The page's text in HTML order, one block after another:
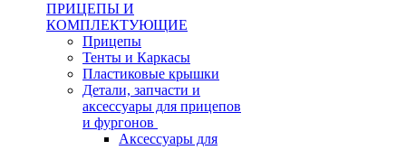
ПРИЦЕПЫ И
КОМПЛЕКТУЮЩИЕ
Прицепы
Тенты и Каркасы
Пластиковые крышки
Детали, запчасти и
аксессуары для прицепов
и фургонов
Аксессуары для